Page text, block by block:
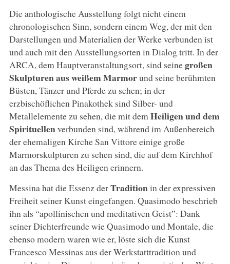
Die anthologische Ausstellung folgt nicht einem
chronologischen Sinn, sondern einem Weg, der mit den
Darstellungen und Materialien der Werke verbunden ist
und auch mit den Ausstellungsorten in Dialog tritt. In der
ARCA, dem Hauptveranstaltungsort, sind seinegroßen
Skulpturen aus weißem Marmorund seine berühmten
Büsten, Tänzer und Pferde zu sehen; in der
erzbischöflichen Pinakothek sind Silber- und
Metallelemente zu sehen, die mit demHeiligen und dem
Spirituellenverbunden sind, während im Außenbereich
der ehemaligen Kirche San Vittore einige große
Marmorskulpturen zu sehen sind, die auf dem Kirchhof
an das Thema des Heiligen erinnern.
Messina hat die Essenz derTraditionin der expressiven
Freiheit seiner Kunst eingefangen. Quasimodo beschrieb
ihn als “apollinischen und meditativen Geist”: Dank
seiner Dichterfreunde wie Quasimodo und Montale, die
ebenso modern waren wie er, löste sich die Kunst
Francesco Messinas aus der Werkstatttradition und